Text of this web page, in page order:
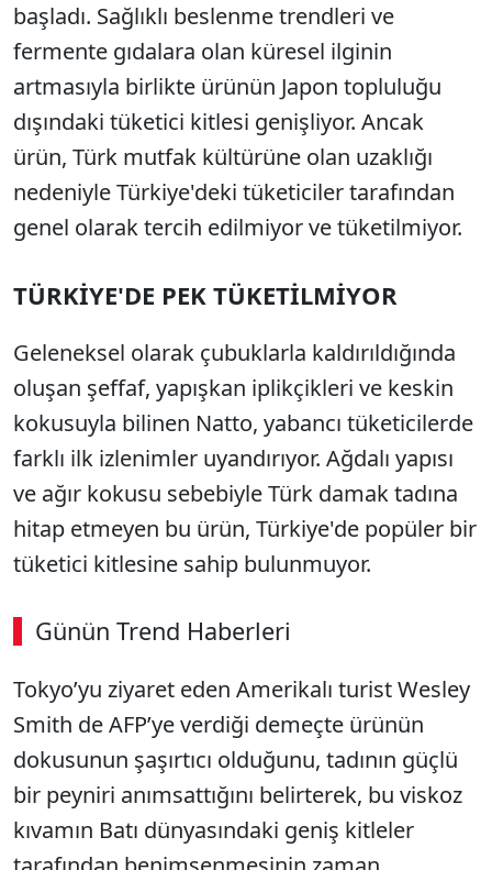
başladı. Sağlıklı beslenme trendleri ve
fermente gıdalara olan küresel ilginin
artmasıyla birlikte ürünün Japon topluluğu
dışındaki tüketici kitlesi genişliyor. Ancak
ürün, Türk mutfak kültürüne olan uzaklığı
nedeniyle Türkiye'deki tüketiciler tarafından
genel olarak tercih edilmiyor ve tüketilmiyor.
TÜRKİYE'DE PEK TÜKETİLMİYOR
Geleneksel olarak çubuklarla kaldırıldığında
oluşan şeffaf, yapışkan iplikçikleri ve keskin
kokusuyla bilinen Natto, yabancı tüketicilerde
farklı ilk izlenimler uyandırıyor. Ağdalı yapısı
ve ağır kokusu sebebiyle Türk damak tadına
hitap etmeyen bu ürün, Türkiye'de popüler bir
tüketici kitlesine sahip bulunmuyor.
Günün Trend Haberleri
SÖZCÜ SON DAKİKA
Tokyo’yu ziyaret eden Amerikalı turist Wesley
Smith de AFP’ye verdiği demeçte ürünün
dokusunun şaşırtıcı olduğunu, tadının güçlü
bir peyniri anımsattığını belirterek, bu viskoz
kıvamın Batı dünyasındaki geniş kitleler